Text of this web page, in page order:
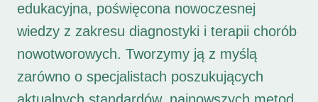
edukacyjna, poświęcona nowoczesnej
wiedzy z zakresu diagnostyki i terapii chorób
nowotworowych. Tworzymy ją z myślą
zarówno o specjalistach poszukujących